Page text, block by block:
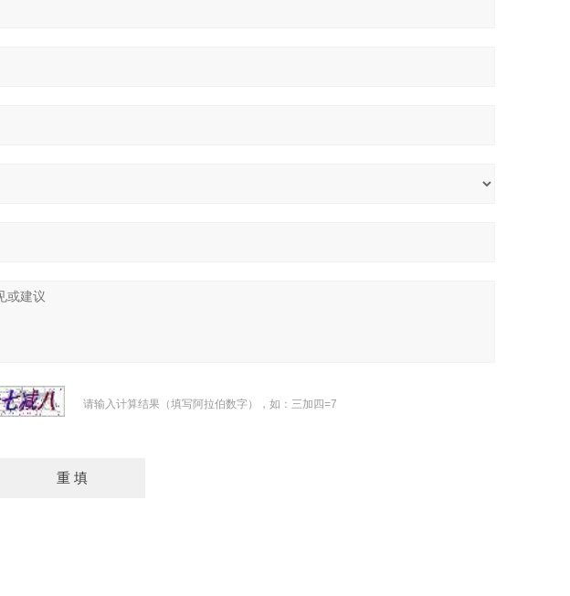
请输入计算结果（填写阿拉伯数字），如：三加四=7